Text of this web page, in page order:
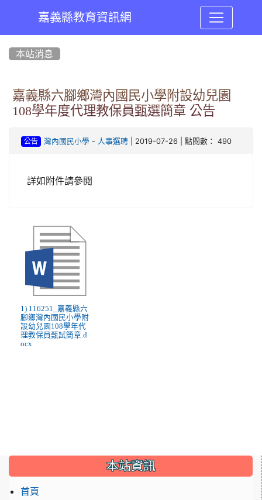
嘉義縣教育資訊網
本站消息
嘉義縣六腳鄉灣內國民小學附設幼兒園
108學年度代理教保員甄選簡章 公告
公告 灣內國民小學- 人事選聘| 2019-07-26 | 點閱數： 490
詳如附件請參閱
1) 116251_嘉義縣六
腳鄉灣內國民小學附
設幼兒園108學年代
理教保員甄試簡章.d
ocx
::: 本站資訊
首頁